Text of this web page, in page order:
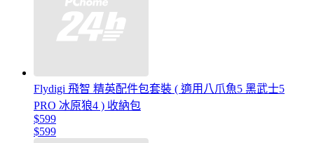
Flydigi 飛智 精英配件包套裝 ( 適用八爪魚5 黑武士5
PRO 冰原狼4 ) 收納包
$599
$599